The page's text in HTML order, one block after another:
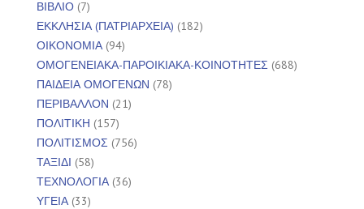
ΒΙΒΛΙΟ (7)
ΕΚΚΛΗΣΙΑ (ΠΑΤΡΙΑΡΧΕΙΑ) (182)
ΟΙΚΟΝΟΜΙΑ(94)
ΟΜΟΓΕΝΕΙΑΚΑ-ΠΑΡΟΙΚΙΑΚΑ-ΚΟΙΝΟΤΗΤΕΣ (688)
ΠΑΙΔΕΙΑ ΟΜΟΓΕΝΩΝ (78)
ΠΕΡΙΒΑΛΛΟΝ (21)
ΠΟΛΙΤΙΚΗ (157)
ΠΟΛΙΤΙΣΜΟΣ (756)
ΤΑΞΙΔΙ (58)
ΤΕΧΝΟΛΟΓΙΑ(36)
ΥΓΕΙΑ(33)